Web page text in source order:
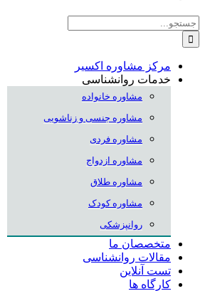
جستجو
برای:
مرکز مشاوره اکسیر
خدمات روانشناسی
مشاوره خانواده
مشاوره جنسی و زناشویی
مشاوره فردی
مشاوره ازدواج
مشاوره طلاق
مشاوره کودک
روانپزشکی
متخصصان ما
مقالات روانشناسی
تست آنلاین
کارگاه ها